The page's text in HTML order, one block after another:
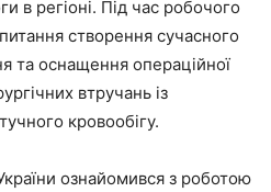
в регіоні. Під час робочого
створення сучасного
та оснащення операційної
втручань із
кровообігу.
ознайомився з роботою